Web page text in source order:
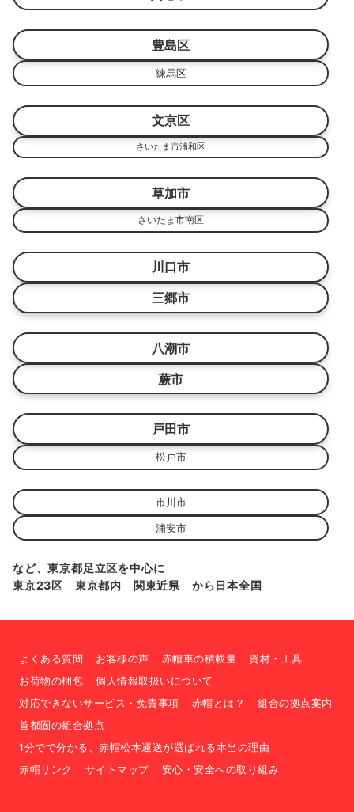
豊島区
練馬区
文京区
さいたま市浦和区
草加市
さいたま市南区
川口市
三郷市
八潮市
蕨市
戸田市
松戸市
市川市
浦安市
など、東京都足立区を中心に
東京23区 東京都内 関東近県 から日本全国
よくある質問 お客様の声 赤帽車の積載量
資材・工具
お荷物の梱包
個人情報取扱いについて
対応できないサービス・免責事項
赤帽とは？
組合の拠点案内
首都圏の組合拠点
1分でで分かる、赤帽松本運送が選ばれる本当の理由
赤帽リンク
サイトマップ 安心・安全への取り組み